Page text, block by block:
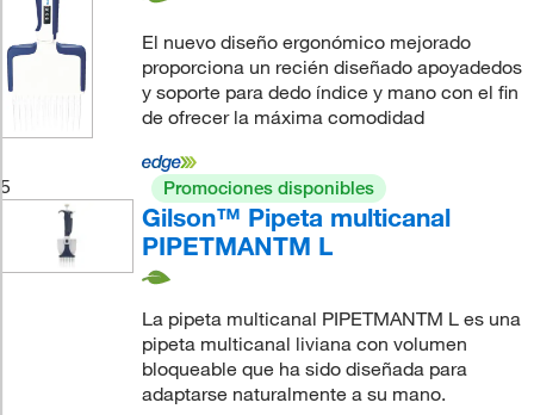
El nuevo diseño ergonómico mejorado
proporciona un recién diseñado apoyadedos
y soporte para dedo índice y mano con el fin
de ofrecer la máxima comodidad
5 Promociones disponibles
Gilson™ Pipeta multicanal
PIPETMANTM L
La pipeta multicanal PIPETMANTM L es una
pipeta multicanal liviana con volumen
bloqueable que ha sido diseñada para
adaptarse naturalmente a su mano.